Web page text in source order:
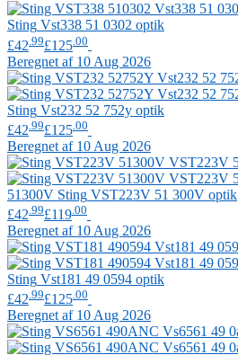
Sting Vst338 51 0302 optik
£42 .99£125 .00
Beregnet af 10 Aug 2026
Sting Vst232 52 752y optik
£42 .99£125 .00
Beregnet af 10 Aug 2026
51300V Sting VST223V 51 300V optik
£42 .99£119 .00
Beregnet af 10 Aug 2026
Sting Vst181 49 0594 optik
£42.99£125.00
Beregnet af 10 Aug 2026